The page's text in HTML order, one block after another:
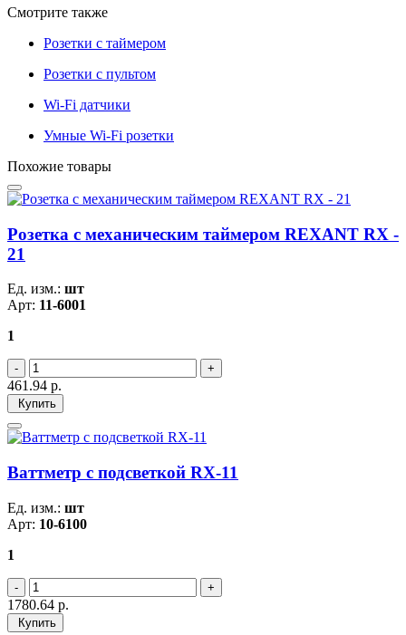
Смотрите также
Розетки с таймером
Розетки с пультом
Wi-Fi датчики
Умные Wi-Fi розетки
Похожие товары
Розетка с механическим таймером REXANT RX -
21
Ед. изм.: шт
Арт: 11-6001
1
461.94 р.
Купить
Ваттметр с подсветкой RX-11
Ед. изм.: шт
Арт: 10-6100
1
1780.64 р.
Купить